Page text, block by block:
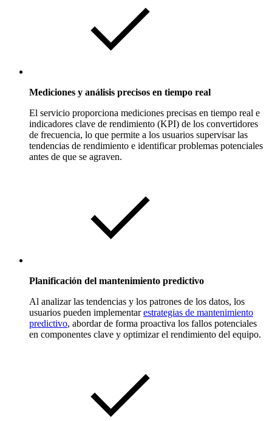
Mediciones y análisis precisos en tiempo real
El servicio proporciona mediciones precisas en tiempo real e
indicadores clave de rendimiento (KPI) de los convertidores
de frecuencia, lo que permite a los usuarios supervisar las
tendencias de rendimiento e identificar problemas potenciales
antes de que se agraven.
Planificación del mantenimiento predictivo
Al analizar las tendencias y los patrones de los datos, los
usuarios pueden implementarestrategias de mantenimiento
predictivo, abordar de forma proactiva los fallos potenciales
en componentes clave y optimizar el rendimiento del equipo.